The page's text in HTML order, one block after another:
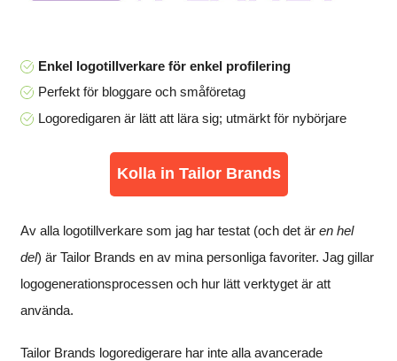
Enkel logotillverkare för enkel profilering
Perfekt för bloggare och småföretag
Logoredigaren är lätt att lära sig; utmärkt för nybörjare
Kolla in Tailor Brands
Av alla logotillverkare som jag har testat (och det är en hel
del) är Tailor Brands en av mina personliga favoriter. Jag gillar
logogenerationsprocessen och hur lätt verktyget är att
använda.
Tailor Brands logoredigerare har inte alla avancerade